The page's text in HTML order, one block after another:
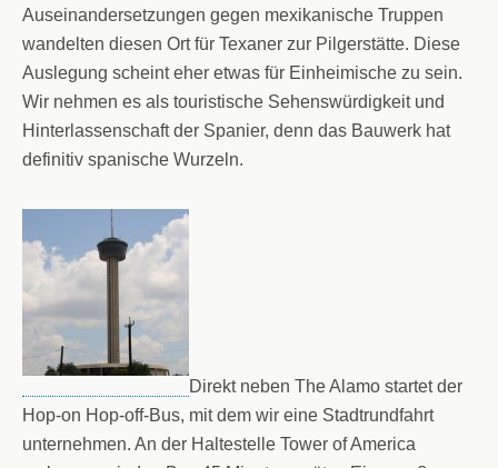
Auseinandersetzungen gegen mexikanische Truppen
wandelten diesen Ort für Texaner zur Pilgerstätte. Diese
Auslegung scheint eher etwas für Einheimische zu sein.
Wir nehmen es als touristische Sehenswürdigkeit und
Hinterlassenschaft der Spanier, denn das Bauwerk hat
definitiv spanische Wurzeln.
Direkt neben The Alamo startet der
Hop-on Hop-off-Bus, mit dem wir eine Stadtrundfahrt
unternehmen. An der Haltestelle Tower of America